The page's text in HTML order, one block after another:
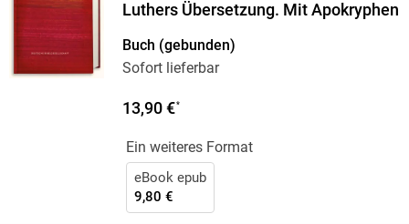
Luthers Übersetzung. Mit Apokryphen
Buch (gebunden)
Sofort lieferbar
13,90 €*
Ein weiteres Format
eBook epub
9,80 €